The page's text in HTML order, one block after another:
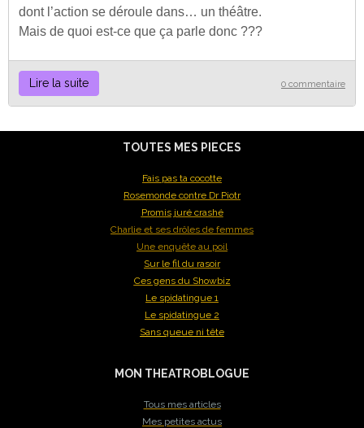
dont l’action se déroule dans… un théâtre.
Mais de quoi est-ce que ça parle donc ???
Lire la suite 0 commentaire
TOUTES MES PIECES
Fais pas ta cocotte
Rosemonde contre Dr Piotr
Promis juré crashé
Charlie et ses drôles de femmes
Une enquête au poil
Sur le fil du rasoir
Ces gens du Showbiz
Le spidatingue 1
Le spidatingue 2
Sans queue ni tête
MON THEATROBLOGUE
Tous mes articles
Mes petites actus